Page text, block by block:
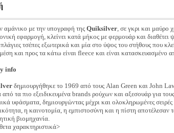
με την υπογραφή της Quiksilver, σε γκρι και μαύρο
εφαρμογή, κλείνει κατά μήκος με φερμουάρ και διαθέτει
τσέπες εξωτερικά και μία στο ύψος του στήθους που
και προς τα κάτω είναι fleece και είναι
info
δημιουργήθηκε το 1969 από τους Alan Green και John
από τα πιο εξειδικευμένα brands ρούχων και αξεσουάρ για
υφάσματα, δημιουργώντας μέχρι και ολοκληρωμένες
η καινοτομία, η εμπιστοσύνη και η πίστη αποτέλεσαν
βιομηχανία.
χαρακτηριστικά>